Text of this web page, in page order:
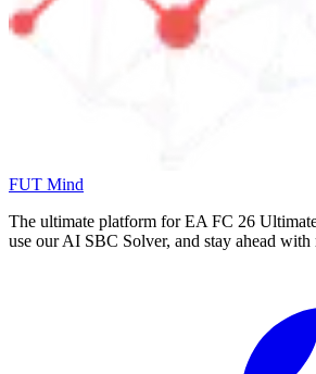
FUT Mind
The ultimate platform for EA FC 26
use our AI SBC Solver, and stay ahead with